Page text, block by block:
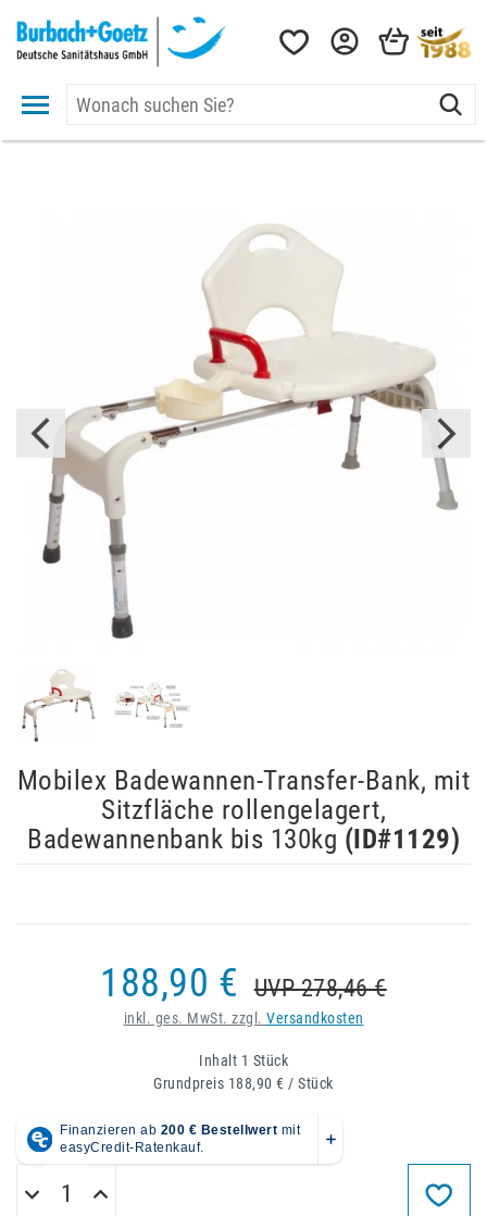
Mobilex Badewannen-Transfer-Bank, mit
Sitzfläche rollengelagert,
Badewannenbank bis 130kg (ID#1129)
188,90 € UVP 278,46 €
inkl. ges. MwSt. zzgl. Versandkosten
Inhalt 1 Stück
Grundpreis 188,90 € / Stück